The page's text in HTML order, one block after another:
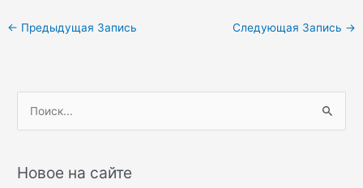
Навигация
← Предыдущая Запись Следующая Запись →
сНовое на сайте